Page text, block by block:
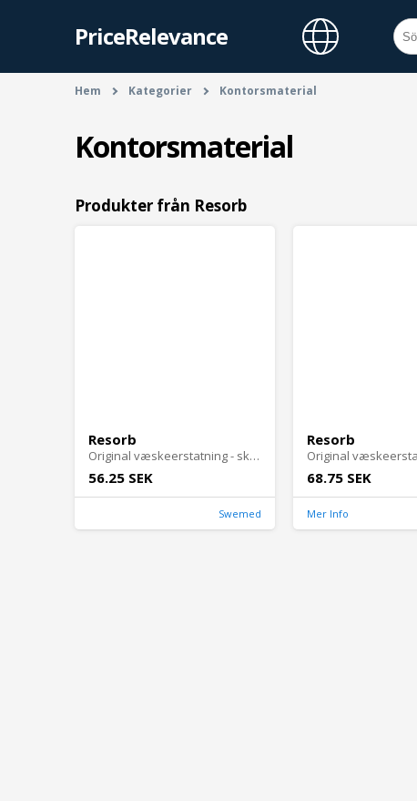
PriceRelevance
Hem Kategorier Kontorsmaterial
Kontorsmaterial
Produkter från Resorb
Resorb
Original væskeerstatning - skovbær 2x10 stk brusetabletter - 2 stk
56.25 SEK
Swemed
Resorb
68.75 SEK
Mer Info